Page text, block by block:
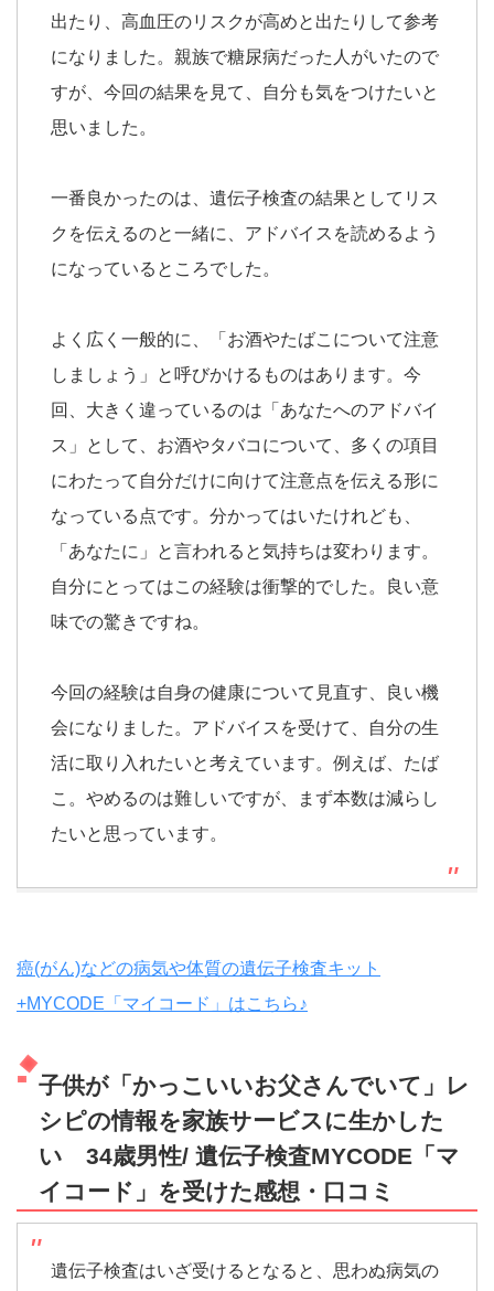
出たり、高血圧のリスクが高めと出たりして参考
になりました。親族で糖尿病だった人がいたので
すが、今回の結果を見て、自分も気をつけたいと
思いました。
一番良かったのは、遺伝子検査の結果としてリス
クを伝えるのと一緒に、アドバイスを読めるよう
になっているところでした。
よく広く一般的に、「お酒やたばこについて注意
しましょう」と呼びかけるものはあります。今
回、大きく違っているのは「あなたへのアドバイ
ス」として、お酒やタバコについて、多くの項目
にわたって自分だけに向けて注意点を伝える形に
なっている点です。分かってはいたけれども、
「あなたに」と言われると気持ちは変わります。
自分にとってはこの経験は衝撃的でした。良い意
味での驚きですね。
今回の経験は自身の健康について見直す、良い機
会になりました。アドバイスを受けて、自分の生
活に取り入れたいと考えています。例えば、たば
こ。やめるのは難しいですが、まず本数は減らし
たいと思っています。
癌(がん)などの病気や体質の遺伝子検査キット
+MYCODE「マイコード」はこちら♪
子供が「かっこいいお父さんでいて」レ
シピの情報を家族サービスに生かした
い 34歳男性/ 遺伝子検査MYCODE「マ
イコード」を受けた感想・口コミ
遺伝子検査はいざ受けるとなると、思わぬ病気の